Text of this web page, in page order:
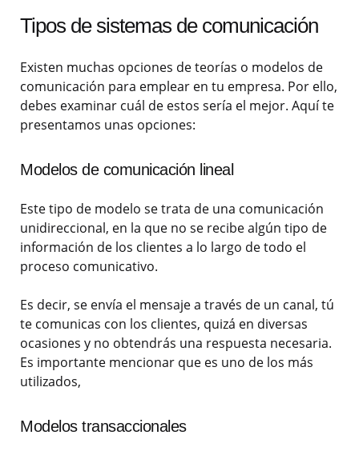
Tipos de sistemas de comunicación
Existen muchas opciones de teorías o modelos de
comunicación para emplear en tu empresa. Por ello,
debes examinar cuál de estos sería el mejor. Aquí te
presentamos unas opciones:
Modelos de comunicación lineal
Este tipo de modelo se trata de una comunicación
unidireccional, en la que no se recibe algún tipo de
información de los clientes a lo largo de todo el
proceso comunicativo.
Es decir, se envía el mensaje a través de un canal, tú
te comunicas con los clientes, quizá en diversas
ocasiones y no obtendrás una respuesta necesaria.
Es importante mencionar que es uno de los más
utilizados,
Modelos transaccionales